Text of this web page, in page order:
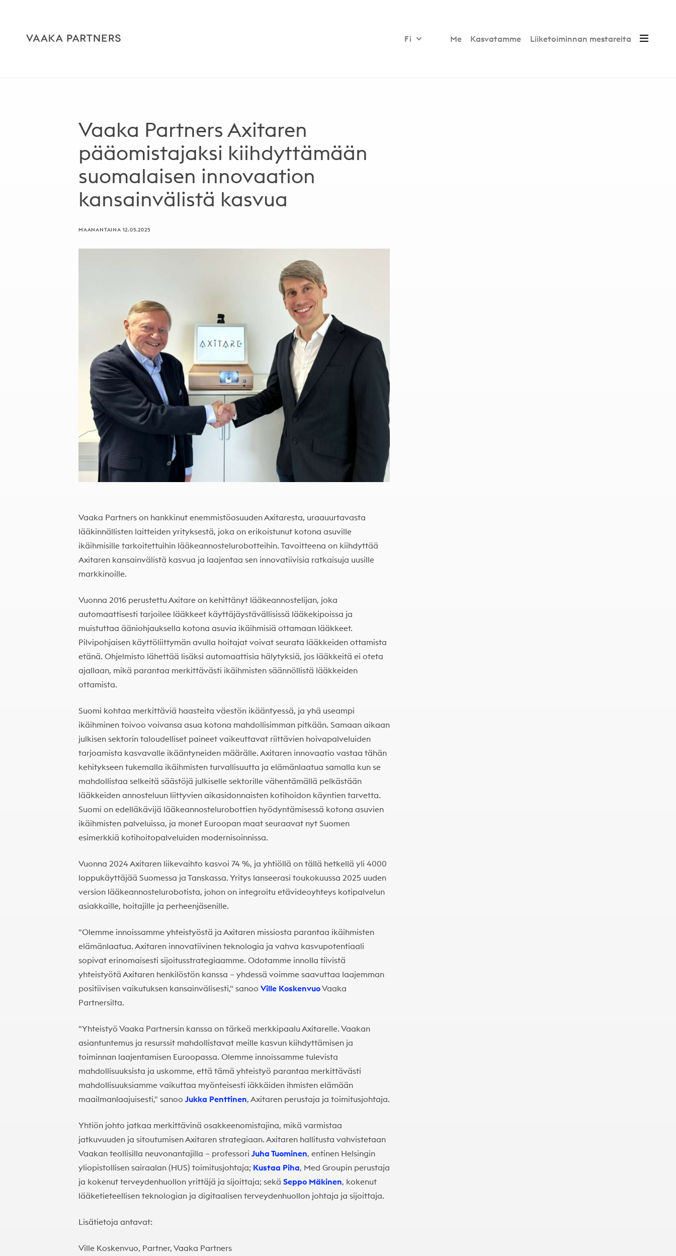
Fi Me Kasvatamme Liiketoiminnan mestareita
Vaaka Partners Axitaren
pääomistajaksi kiihdyttämään
suomalaisen innovaation
kansainvälistä kasvua
MAANANTAINA 12.05.2025
Vaaka Partners on hankkinut enemmistöosuuden Axitaresta, uraauurtavasta
lääkinnällisten laitteiden yrityksestä, joka on erikoistunut kotona asuville
ikäihmisille tarkoitettuihin lääkeannostelurobotteihin. Tavoitteena on kiihdyttää
Axitaren kansainvälistä kasvua ja laajentaa sen innovatiivisia ratkaisuja uusille
markkinoille.
Vuonna 2016 perustettu Axitare on kehittänyt lääkeannostelijan, joka
automaattisesti tarjoilee lääkkeet käyttäjäystävällisissä lääkekipoissa ja
muistuttaa ääniohjauksella kotona asuvia ikäihmisiä ottamaan lääkkeet.
Pilvipohjaisen käyttöliittymän avulla hoitajat voivat seurata lääkkeiden ottamista
etänä. Ohjelmisto lähettää lisäksi automaattisia hälytyksiä, jos lääkkeitä ei oteta
ajallaan, mikä parantaa merkittävästi ikäihmisten säännöllistä lääkkeiden
ottamista.
Suomi kohtaa merkittäviä haasteita väestön ikääntyessä, ja yhä useampi
ikäihminen toivoo voivansa asua kotona mahdollisimman pitkään. Samaan aikaan
julkisen sektorin taloudelliset paineet vaikeuttavat riittävien hoivapalveluiden
tarjoamista kasvavalle ikääntyneiden määrälle. Axitaren innovaatio vastaa tähän
kehitykseen tukemalla ikäihmisten turvallisuutta ja elämänlaatua samalla kun se
mahdollistaa selkeitä säästöjä julkiselle sektorille vähentämällä pelkästään
lääkkeiden annosteluun liittyvien aikasidonnaisten kotihoidon käyntien tarvetta.
Suomi on edelläkävijä lääkeannostelurobottien hyödyntämisessä kotona asuvien
ikäihmisten palveluissa, ja monet Euroopan maat seuraavat nyt Suomen
esimerkkiä kotihoitopalveluiden modernisoinnissa.
Vuonna 2024 Axitaren liikevaihto kasvoi 74 %, ja yhtiöllä on tällä hetkellä yli 4000
loppukäyttäjää Suomessa ja Tanskassa. Yritys lanseerasi toukokuussa 2025 uuden
version lääkeannostelurobotista, johon on integroitu etävideoyhteys kotipalvelun
asiakkaille, hoitajille ja perheenjäsenille.
"Olemme innoissamme yhteistyöstä ja Axitaren missiosta parantaa ikäihmisten
elämänlaatua. Axitaren innovatiivinen teknologia ja vahva kasvupotentiaali
sopivat erinomaisesti sijoitusstrategiaamme. Odotamme innolla tiivistä
yhteistyötä Axitaren henkilöstön kanssa – yhdessä voimme saavuttaa laajemman
positiivisen vaikutuksen kansainvälisesti," sanoo Ville KoskenvuoVaaka
Partnersilta.
"Yhteistyö Vaaka Partnersin kanssa on tärkeä merkkipaalu Axitarelle. Vaakan
asiantuntemus ja resurssit mahdollistavat meille kasvun kiihdyttämisen ja
toiminnan laajentamisen Euroopassa. Olemme innoissamme tulevista
mahdollisuuksista ja uskomme, että tämä yhteistyö parantaa merkittävästi
mahdollisuuksiamme vaikuttaa myönteisesti iäkkäiden ihmisten elämään
maailmanlaajuisesti," sanoo Jukka Penttinen, Axitaren perustaja ja toimitusjohtaja.
Yhtiön johto jatkaa merkittävinä osakkeenomistajina, mikä varmistaa
jatkuvuuden ja sitoutumisen Axitaren strategiaan. Axitaren hallitusta vahvistetaan
Vaakan teollisilla neuvonantajilla – professori Juha Tuominen, entinen Helsingin
yliopistollisen sairaalan (HUS) toimitusjohtaja; Kustaa Piha, Med Groupin perustaja
ja kokenut terveydenhuollon yrittäjä ja sijoittaja; sekä Seppo Mäkinen, kokenut
lääketieteellisen teknologian ja digitaalisen terveydenhuollon johtaja ja sijoittaja.
Lisätietoja antavat:
Ville Koskenvuo, Partner, Vaaka Partners